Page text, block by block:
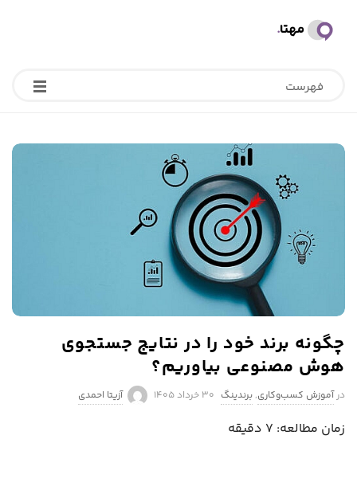
گ
ا
فهرست
چگونه برند خود را در نتایج جستجوی
هوش مصنوعی بیاوریم؟
درآموزش کسب‌وکاری, برندینگ P
۳۰ خرداد ۱۴۰۵ آزیتا احمدی
زمان مطالعه: ۷ دقیقه